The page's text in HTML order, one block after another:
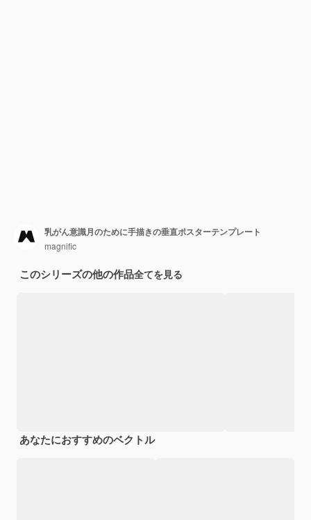
乳がん意識月のために手描きの垂直ポスターテンプレート
magnific
このシリーズの他の作品全てを見る
あなたにおすすめのベクトル